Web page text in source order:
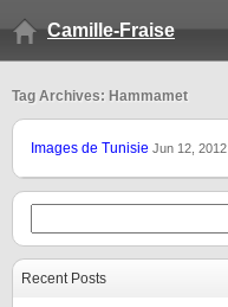
Camille-Fraise
Tag Archives: Hammamet
Images de Tunisie Jun 12, 2012
Recent Posts